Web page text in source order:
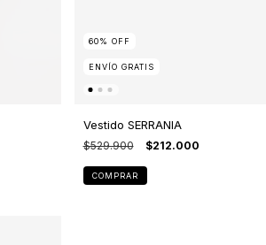
60% OFF
ENVÍO GRATIS
Vestido SERRANIA
$529.900 $212.000
COMPRAR